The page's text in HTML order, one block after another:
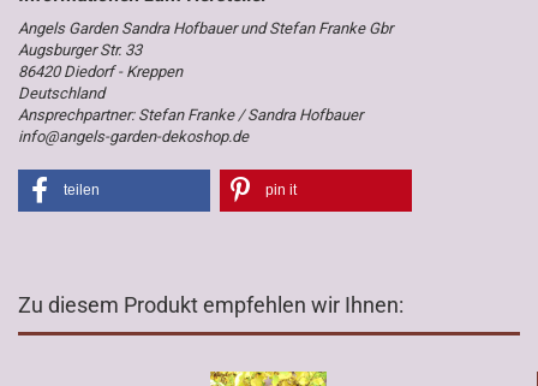
Angels Garden Sandra Hofbauer und Stefan Franke Gbr
Augsburger Str. 33
86420 Diedorf - Kreppen
Deutschland
Ansprechpartner: Stefan Franke / Sandra Hofbauer
info@angels-garden-dekoshop.de
teilen pin it
Zu diesem Produkt empfehlen wir Ihnen: